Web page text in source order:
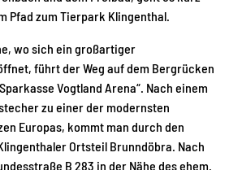
Pfad zum Tierpark Klingenthal.
wo sich ein großartiger
führt der Weg auf dem Bergrücken
Vogtland Arena“. Nach einem
zu einer der modernsten
Europas, kommt man durch den
Ortsteil Brunndöbra. Nach
B 283 in der Nähe des ehem.